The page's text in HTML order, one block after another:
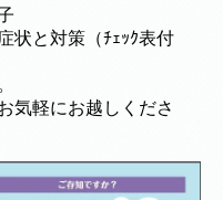
状と対策（ﾁｪｯｸ表付
気軽にお越しくださ